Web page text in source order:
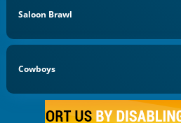
Saloon Brawl
Cowboys